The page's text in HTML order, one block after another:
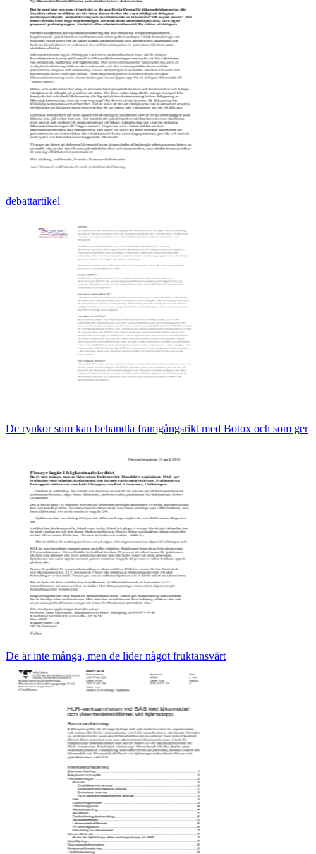
debattartikel
De rynkor som kan behandla framgångsrikt med Botox och som ger
De är inte många, men de lider något fruktansvärt